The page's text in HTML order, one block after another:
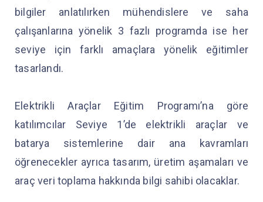
bilgiler anlatılırken mühendislere ve saha
çalışanlarına yönelik 3 fazlı programda ise her
seviye için farklı amaçlara yönelik eğitimler
tasarlandı.
Elektrikli Araçlar Eğitim Programı’na göre
katılımcılar Seviye 1’de elektrikli araçlar ve
batarya sistemlerine dair ana kavramları
öğrenecekler ayrıca tasarım, üretim aşamaları ve
araç veri toplama hakkında bilgi sahibi olacaklar.